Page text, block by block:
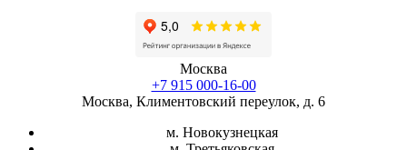
Москва
+7 915 000-16-00
Москва, Климентовский переулок, д. 6
м. Новокузнецкая